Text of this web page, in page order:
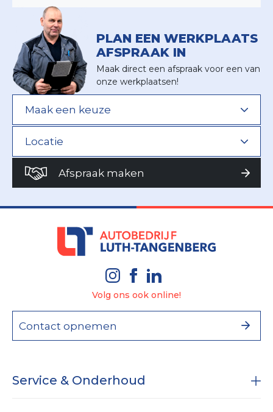
PLAN EEN WERKPLAATS
AFSPRAAK IN
Maak direct een afspraak voor een van
onze werkplaatsen!
Afspraak maken
Volg ons ook online!
Contact opnemen
Service & Onderhoud